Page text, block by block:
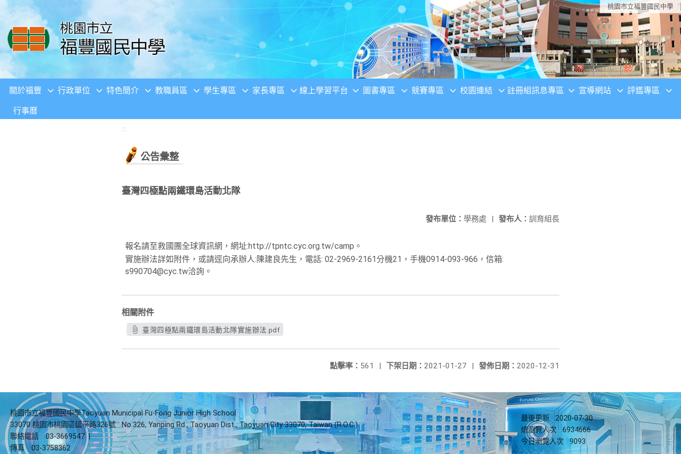
移至網頁之主要內容區位置 桃園市立福豐國民中學
關於福豐 行政單位 特色簡介 教職員區 學生專區 家長專區 線上學習平台 圖書專區 競賽專區 校園連結 註冊組訊息專區 宣導網站 評鑑專區
行事曆
:::
公告彙整
臺灣四極點兩鐵環島活動北隊
發布人： 訓育組長
發布單位： 學務處 |
報名請至救國團全球資訊網，網址:http://tpntc.cyc.org.tw/camp。
實施辦法詳如附件，或請逕向承辦人:陳建良先生，電話: 02-2969-2161分機21，手機0914-093-966，信箱:
s990704@cyc.tw洽詢。
相關附件
臺灣四極點兩鐵環島活動北隊實施辦法.pdf
發佈日期： 2020-12-31
下架日期： 2021-01-27 |
點擊率： 561 |
桃園市立福豐國民中學Taoyuan Municipal Fu-Fong Junior High School
33070 桃園市桃園區延平路326號
No.326, Yanping Rd., Taoyuan Dist., Taoyuan City 33070, Taiwan (R.O.C.)
聯絡電話
03-3669547 |
傳真
03-3758362
最後更新
2020-07-30
總瀏覽人次
6934666
今日瀏覽人次
9093